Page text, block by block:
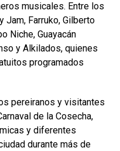
musicales. Entre los
Farruko, Gilberto
Niche, Guayacán
y Alkilados, quienes
programados
pereiranos y visitantes
de la Cosecha,
y diferentes
durante más de